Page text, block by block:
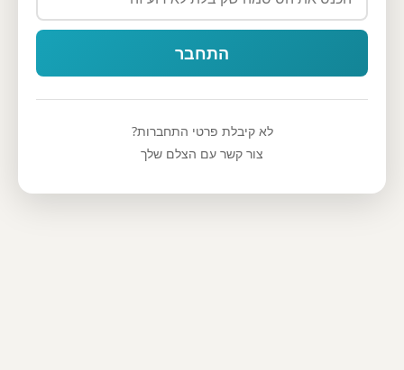
התחבר
לא קיבלת פרטי התחברות?
צור קשר עם הצלם שלך